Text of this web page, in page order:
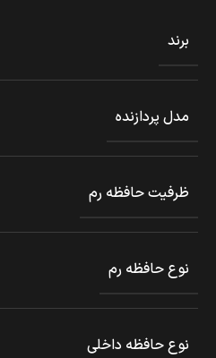
برند
مدل پردازنده
ظرفیت حافظه رم
نوع حافظه رم
نوع حافظه داخلی